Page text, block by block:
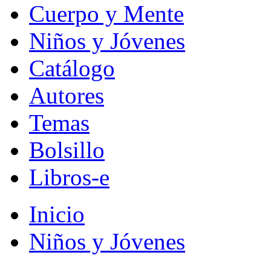
Cuerpo y Mente
Niños y Jóvenes
Catálogo
Autores
Temas
Bolsillo
Libros-e
Inicio
Niños y Jóvenes